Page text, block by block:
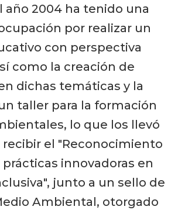
año 2004 ha tenido una
por realizar un
con perspectiva
como la creación de
dichas temáticas y la
taller para la formación
lo que los llevó
recibir el "Reconocimiento
prácticas innovadoras en
junto a un sello de
Ambiental, otorgado